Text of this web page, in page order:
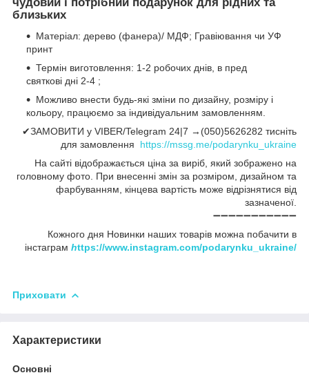
близьких
Матеріал: дерево (фанера)/ МДФ; Гравіювання чи УФ
принт
Термін виготовлення: 1-2 робочих днів, в пред
святкові дні 2-4 ;
Можливо внести будь-які зміни по дизайну, розміру і
кольору, працюємо за індивідуальним замовленням.
✔ЗАМОВИТИ у VIBER/Telegram 24|7 →(050)5626282 тисніть
для замовлення https://mssg.me/podarynku_ukraine
На сайті відображається ціна за виріб, який зображено на
головному фото. При внесенні змін за розміром, дизайном та
фарбуванням, кінцева вартість може відрізнятися від
зазначеної.
➖➖➖➖➖➖➖➖➖➖➖
Кожного дня Новинки наших товарів можна побачити в
інстаграм https://www.instagram.com/podarynku_ukraine/
Приховати
Характеристики
Основні